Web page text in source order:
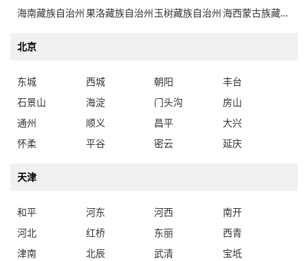
海南藏族自治州果洛藏族自治州玉树藏族自治州 海西蒙古族藏族自治州
北京
东城 西城 朝阳
丰台
石景山
海淀 门头沟
房山
通州
顺义 昌平
大兴
怀柔
平谷 密云 延庆
天津
和平 河东 河西
南开
河北
红桥 东丽
西青
津南
北辰 武清
宝坻